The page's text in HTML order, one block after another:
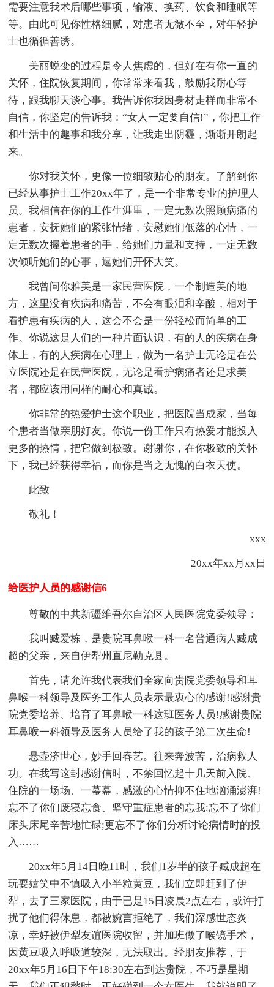
需要注意我术后哪些事项，输液、换药、饮食和睡眠等
等。由此可见你性格细腻，对患者无微不至，对年轻护
士也循循善诱。
美丽蜕变的过程是令人焦虑的，但好在有你一直的
关怀，住院恢复期间，你常常来看我，鼓励我耐心等
待，跟我聊天谈心事。我告诉你我因身材走样而非常不
自信，你坚定的告诉我：“女人一定要自信!”，你把工作
和生活中的趣事和我分享，让我走出阴霾，渐渐开朗起
来。
你对我关怀，更像一位细致贴心的朋友。了解到你
已经从事护士工作20xx年了，是一个非常专业的护理人
员。我相信在你的工作生涯里，一定无数次照顾病痛的
患者，安抚她们的紧张情绪，安慰她们低落的心情，一
定无数次握着患者的手，给她们力量和支持，一定无数
次倾听她们的心事，逗她们开怀大笑。
我曾问你雅美是一家民营医院，一个制造美的地
方，这里没有疾病和痛苦，不会有眼泪和辛酸，相对于
看护患有疾病的人，这会不会是一份轻松而简单的工
作。你说这是人们的一种片面认识，有的人的疾病在身
体上，有的人疾病在心理上，做为一名护士无论是在公
立医院还是在民营医院，无论是看护病痛者还是求美
者，都应该用同样的耐心和真诚。
你非常的热爱护士这个职业，把医院当成家，当每
个患者当做亲朋好友。你说一份工作只有热爱才能投入
更多的热情，把它做到极致。谢谢你，在你极致的关怀
下，我已经获得幸福，而你是当之无愧的白衣天使。
此致
敬礼！
xxx
20xx年xx月xx日
给医护人员的感谢信6
尊敬的中共新疆维吾尔自治区人民医院党委领导：
我叫臧爱栋，是贵院耳鼻喉一科一名普通病人臧成
超的父亲，来自伊犁州直尼勒克县。
首先，请允许我代表我们全家向贵院党委领导和耳
鼻喉一科领导及医务工作人员表示最衷心的感谢!感谢贵
院党委培养、培育了耳鼻喉一科这班医务人员!感谢贵院
耳鼻喉一科领导及医务人员给了我的孩子第二次生命!
悬壶济世心，妙手回春艺。往来奔波苦，治病救人
功。在我写这封感谢信时，不禁回忆起十几天前入院、
住院的一场场、一幕幕，感激的心情抑不住地汹涌澎湃!
忘不了你们废寝忘食、坚守重症患者的忘我;忘不了你们
床头床尾辛苦地忙碌;更忘不了你们分析讨论病情时的投
入……
20xx年5月14日晚11时，我们1岁半的孩子臧成超在
玩耍嬉笑中不慎吸入小半粒黄豆，我们立即赶到了伊
犁，去了三家医院，由于已是15日凌晨2点左右，或许打
扰了他们得休息，都被婉言拒绝了，我们深感世态炎
凉，幸好被伊犁友谊医院收留，并加班做了喉镜手术，
因黄豆吸入呼吸道较深，无法取出。经朋友推荐，于
20xx年5月16日下午18:30左右到达贵院，不巧是星期